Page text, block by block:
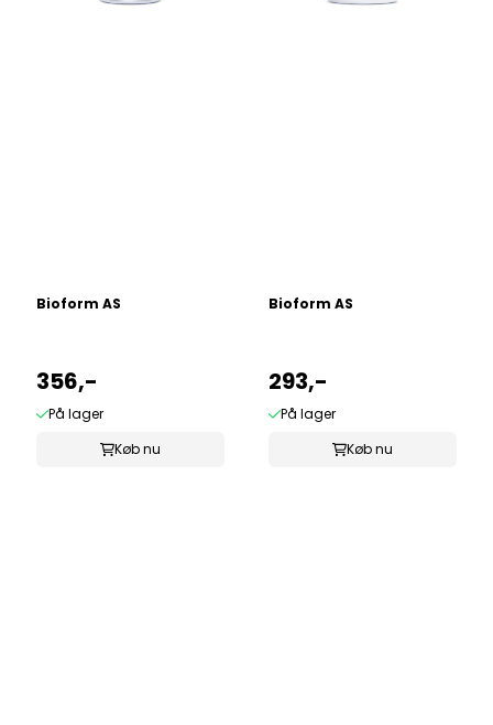
Bioform AS
356,-
På lager
Køb nu
Bioform AS
293,-
På lager
Køb nu